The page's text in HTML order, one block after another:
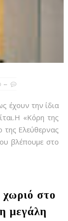
έχουν την ίδια
«Κόρη της
της Ελεύθερνας
βλέπουμε στο
στο
μεγάλη